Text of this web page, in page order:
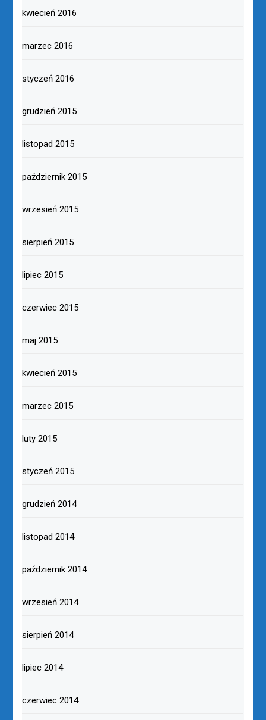
kwiecień 2016
marzec 2016
styczeń 2016
grudzień 2015
listopad 2015
październik 2015
wrzesień 2015
sierpień 2015
lipiec 2015
czerwiec 2015
maj 2015
kwiecień 2015
marzec 2015
luty 2015
styczeń 2015
grudzień 2014
listopad 2014
październik 2014
wrzesień 2014
sierpień 2014
lipiec 2014
czerwiec 2014